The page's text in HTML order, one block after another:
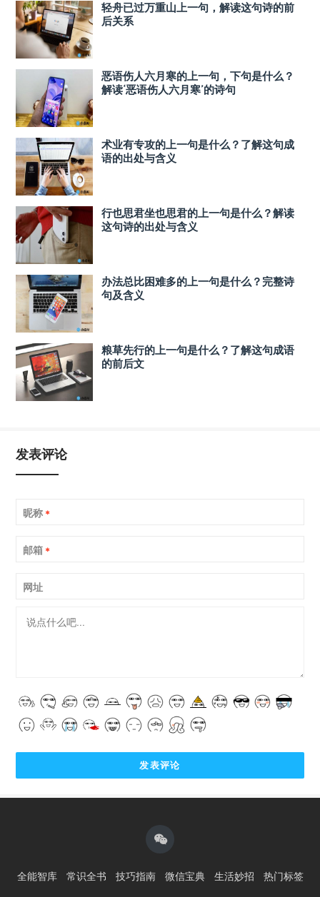
轻舟已过万重山上一句，解读这句诗的前
后关系
恶语伤人六月寒的上一句，下句是什么？
解读‘恶语伤人六月寒’的诗句
术业有专攻的上一句是什么？了解这句成
语的出处与含义
行也思君坐也思君的上一句是什么？解读
这句诗的出处与含义
办法总比困难多的上一句是什么？完整诗
句及含义
粮草先行的上一句是什么？了解这句成语
的前后文
发表评论
昵称 *
邮箱 *
网址
全能智库 常识全书 技巧指南 微信宝典 生活妙招 热门标签